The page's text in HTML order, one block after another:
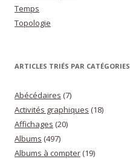
Temps
Topologie
ARTICLES TRIÉS PAR CATÉGORIES
Abécédaires (7)
Activités graphiques (18)
Affichages (20)
Albums (497)
Albums à compter (19)